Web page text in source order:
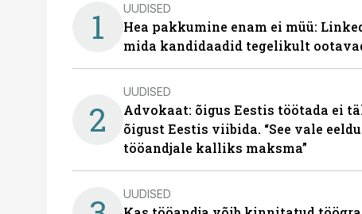
1 UUDISED
Hea pakkumine enam ei müü:
mida kandidaadid tegelikult
2
UUDISED
Advokaat: õigus Eestis töötada ei
õigust Eestis viibida. “See vale
tööandjale kalliks maksma”
UUDISED